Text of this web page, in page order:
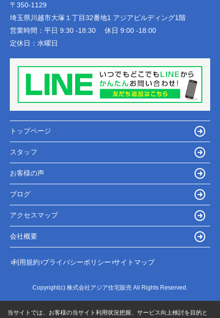
〒350-1129
埼玉県川越市大塚１丁目32番地1 アジアビルディング1階
営業時間： 平日 9:30 -18:30 休日 9:00 -18:00
定休日： 水曜日
トップページ
スタッフ
お客様の声
ブログ
アクセスマップ
会社概要
利用規約 プライバシーポリシー サイトマップ
Copyright(c) 株式会社アジア住宅販売 All Rights Reserved.
当サイトでは、お客様の当サイト利用状況把握、サービス向上検討を目的と